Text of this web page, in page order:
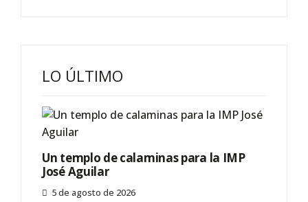
LO ÚLTIMO
Un templo de calaminas para la IMP
José Aguilar
5 de agosto de 2026